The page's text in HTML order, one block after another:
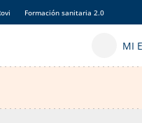
Formación sanitaria 2.0